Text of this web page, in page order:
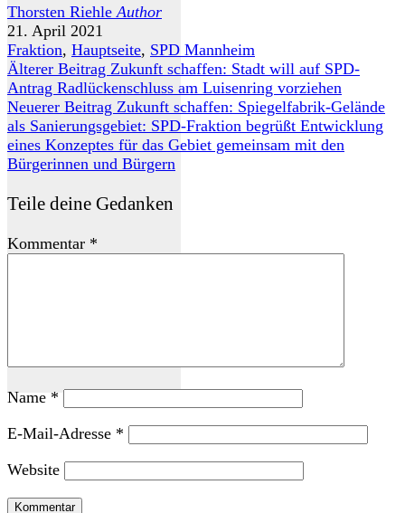
Thorsten Riehle Author
21. April 2021
Fraktion, Hauptseite, SPD Mannheim
Älterer Beitrag Zukunft schaffen: Stadt will auf SPD-
Antrag Radlückenschluss am Luisenring vorziehen
Neuerer Beitrag Zukunft schaffen: Spiegelfabrik-Gelände
als Sanierungsgebiet: SPD-Fraktion begrüßt Entwicklung
eines Konzeptes für das Gebiet gemeinsam mit den
Bürgerinnen und Bürgern
Teile deine Gedanken
Kommentar *
Name *
E-Mail-Adresse *
Website